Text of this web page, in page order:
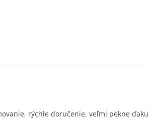
rýchle doručenie, veľmi pekne